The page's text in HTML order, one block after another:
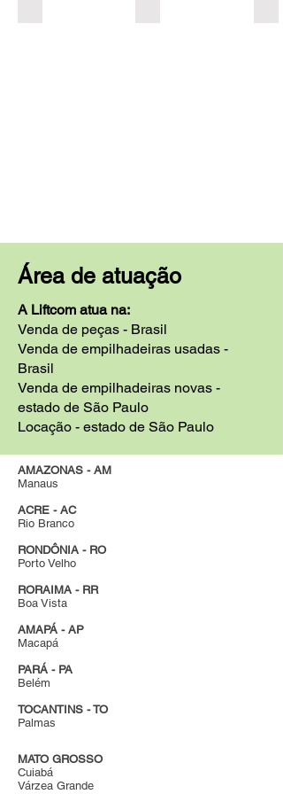
Área de atuação
A Liftcom atua na:
Venda de peças - Brasil
Venda de empilhadeiras usadas -
Brasil
Venda de empilhadeiras novas -
estado de São Paulo
Locação - estado de São Paulo
AMAZONAS - AM
Manaus
ACRE - AC
Rio Branco
RONDÔNIA - RO
Porto Velho
RORAIMA - RR
Boa Vista
AMAPÁ - AP
Macapá
PARÁ - PA
Belém
TOCANTINS - TO
Palmas
MATO GROSSO
Cuiabá
Várzea Grande